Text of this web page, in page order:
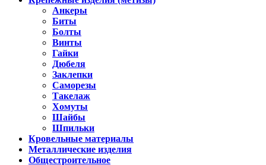
Анкеры
Биты
Болты
Винты
Гайки
Дюбеля
Заклепки
Саморезы
Такелаж
Хомуты
Шайбы
Шпильки
Кровельные материалы
Металлические изделия
Общестроительное